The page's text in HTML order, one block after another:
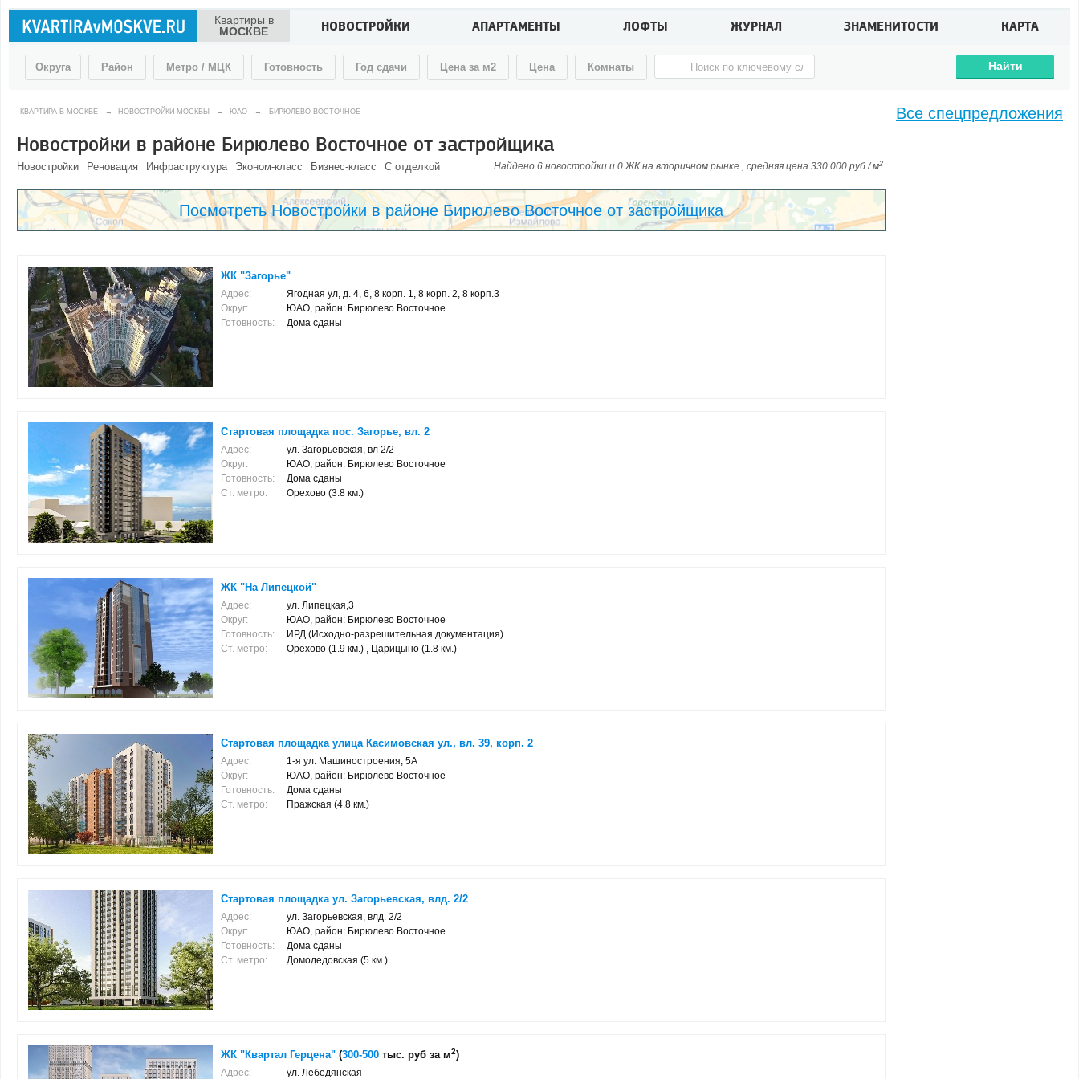
Квартиры в
МОСКВЕ
НОВОСТРОЙКИ АПАРТАМЕНТЫ ЛОФТЫ ЖУРНАЛ ЗНАМЕНИТОСТИ КАРТА
Округа Район Метро / МЦК Готовность Год сдачи Цена за м2 Цена Комнаты Найти
КВАРТИРА В МОСКВЕ → НОВОСТРОЙКИ МОСКВЫ → ЮАО → БИРЮЛЕВО ВОСТОЧНОЕ
Новостройки в районе Бирюлево Восточное от застройщика
Новостройки Реновация Инфраструктура Эконом-класс Бизнес-класс С отделкой Найдено 6 новостройки и 0 ЖК на вторичном рынке , средняя цена 330 000 руб / м2.
Посмотреть Новостройки в районе Бирюлево Восточное от застройщика
ЖК "Загорье"
Адрес:
Ягодная ул, д. 4, 6, 8 корп. 1, 8 корп. 2, 8 корп.3
Округ:
ЮАО, район: Бирюлево Восточное
Готовность:
Дома сданы
Стартовая площадка пос. Загорье, вл. 2
Адрес:
ул. Загорьевская, вл 2/2
Округ:
ЮАО, район: Бирюлево Восточное
Готовность:
Дома сданы
Ст. метро:
Орехово (3.8 км.)
ЖК "На Липецкой"
Адрес:
ул. Липецкая,3
Округ:
ЮАО, район: Бирюлево Восточное
Готовность:
ИРД (Исходно-разрешительная документация)
Ст. метро:
Орехово (1.9 км.) , Царицыно (1.8 км.)
Стартовая площадка улица Касимовская ул., вл. 39, корп. 2
Адрес:
1-я ул. Машиностроения, 5А
Округ:
ЮАО, район: Бирюлево Восточное
Готовность:
Дома сданы
Ст. метро:
Пражская (4.8 км.)
Стартовая площадка ул. Загорьевская, влд. 2/2
Адрес:
ул. Загорьевская, влд. 2/2
Округ:
ЮАО, район: Бирюлево Восточное
Готовность:
Дома сданы
Ст. метро:
Домодедовская (5 км.)
ЖК "Квартал Герцена" (300-500 тыс. руб за м2)
Адрес: ул. Лебедянская
Все спецпредложения